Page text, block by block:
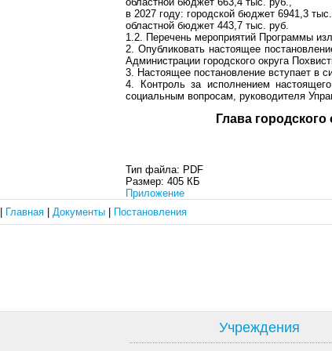
в 2027 году: городской бюджет 6941,3
областной бюджет 443,7 тыс. руб.
1.2. Перечень мероприятий Программы
2. Опубликовать настоящее
Администрации городского округа
3. Настоящее постановление вступает в
4. Контроль за исполнением
социальным вопросам, руководителя
Глава
Тип файла: PDF
Размер: 405 КБ
Приложение
Главная Документы Постановления
Учреждения